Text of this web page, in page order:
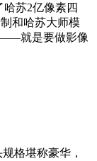
苏2亿像素四
和哈苏大师模
——就是要做影像
格堪称豪华，